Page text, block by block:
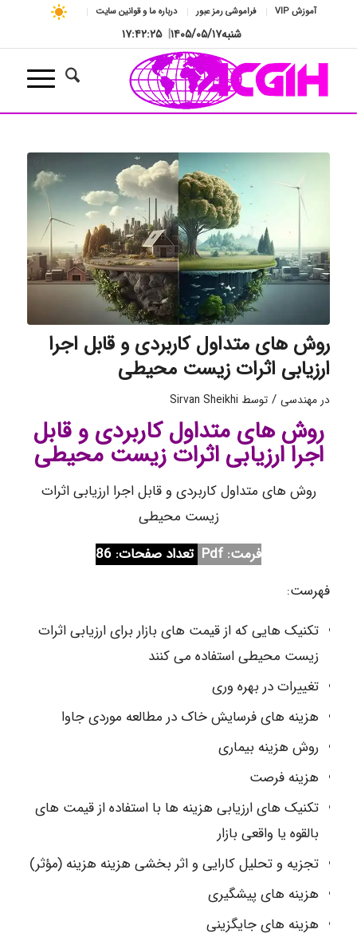
آموزش VIP فراموشی رمز عبور درباره ما و قوانین سایت
شنبه۱۴۰۵/۰۵/۱۷| ۱۷:۴۲:۲۶
روش های متداول کاربردی و قابل اجرا
ارزیابی اثرات زیست محیطی
در مهندسی / توسط Sirvan Sheikhi
روش های متداول کاربردی و قابل
اجرا ارزیابی اثرات زیست محیطی
روش های متداول کاربردی و قابل اجرا ارزیابی اثرات
زیست محیطی
فرمت: Pdf
تعداد صفحات: 86
فهرست:
تکنیک هایی که از قیمت های بازار برای ارزیابی اثرات
زیست محیطی استفاده می کنند
تغییرات در بهره وری
هزینه های فرسایش خاک در مطالعه موردی جاوا
روش هزینه بیماری
هزینه فرصت
تکنیک های ارزیابی هزینه ها با استفاده از قیمت های
بالقوه یا واقعی بازار
تجزیه و تحلیل کارایی و اثر بخشی هزینه هزینه (مؤثر)
هزینه های پیشگیری
هزینه های جایگزینی